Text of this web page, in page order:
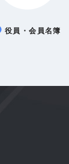
役員・会員名簿